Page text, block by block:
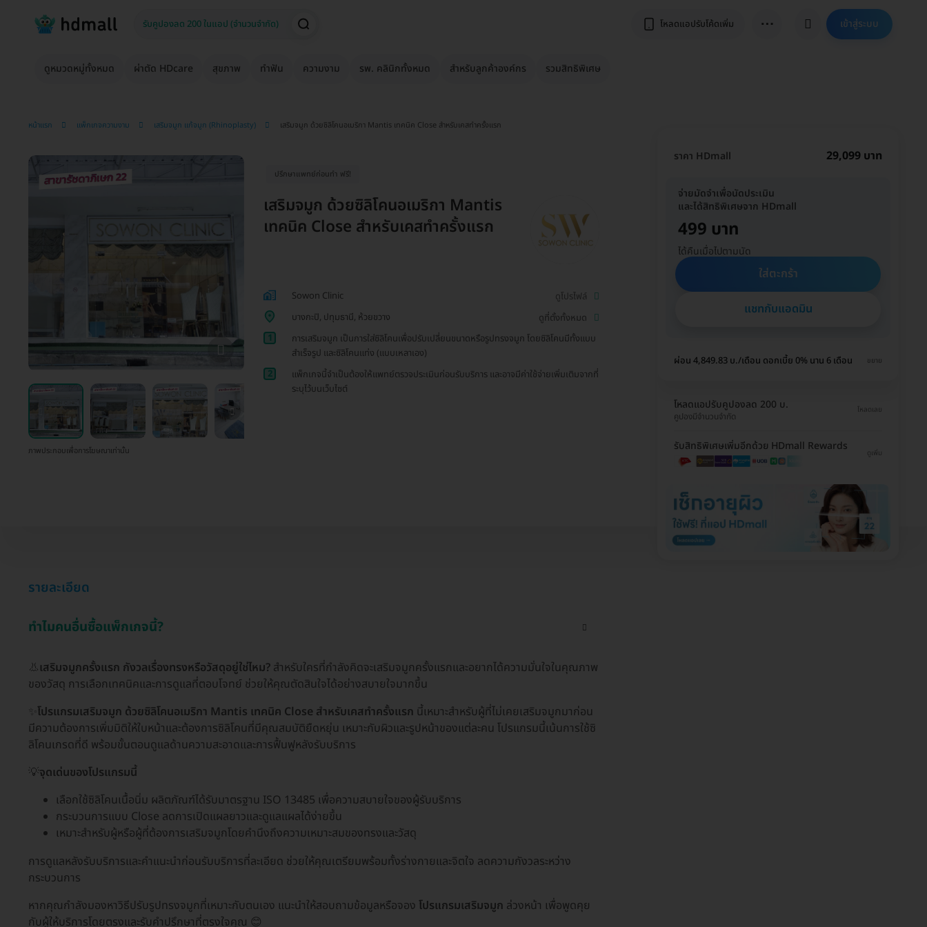
โหลดแอปรับโค้ดเพิ่ม ⋯ เข้าสู่ระบบ
ดูหมวดหมู่ทั้งหมด ผ่าตัด HDcare สุขภาพ ทำฟัน ความงาม รพ. คลินิกทั้งหมด สำหรับลูกค้าองค์กร รวมสิทธิพิเศษ
หน้าแรก แพ็กเกจความงาม เสริมจมูก แก้จมูก (Rhinoplasty) เสริมจมูก ด้วยซิลิโคนอเมริกา Mantis เทคนิค Close สำหรับเคสทำครั้งแรก
ภาพประกอบเพื่อการโฆษณาเท่านั้น
ปรึกษาแพทย์ก่อนทำ ฟรี!
เสริมจมูก ด้วยซิลิโคนอเมริกา Mantis
เทคนิค Close สำหรับเคสทำครั้งแรก
Sowon Clinic
ดูโปรไฟล์
บางกะปิ, ปทุมธานี, ห้วยขวาง
ดูที่ตั้งทั้งหมด
1
การเสริมจมูก เป็นการใส่ซิลิโคนเพื่อปรับเปลี่ยนขนาดหรือรูปทรงจมูก โดยซิลิโคนมีทั้งแบบ
สำเร็จรูป และซิลิโคนแท่ง (แบบเหลาเอง)
2
แพ็กเกจนี้จำเป็นต้องให้แพทย์ตรวจประเมินก่อนรับบริการ และอาจมีค่าใช้จ่ายเพิ่มเติมจากที่
ระบุไว้บนเว็บไซต์
ราคา HDmall 29,099 บาท
จ่ายมัดจำเพื่อนัดประเมิน
และได้สิทธิพิเศษจาก HDmall
499 บาท
ได้คืนเมื่อไปตามนัด
ใส่ตะกร้า
แชทกับแอดมิน
ผ่อน 4,849.83 บ./เดือน ดอกเบี้ย 0% นาน 6 เดือน ขยาย
โหลดแอปรับคูปองลด 200 บ.
คูปองมีจำนวนจำกัด
โหลดเลย
รับสิทธิพิเศษเพิ่มอีกด้วย HDmall Rewards
ดูเพิ่ม
รายละเอียด
ทำไมคนอื่นซื้อแพ็กเกจนี้?
👃เสริมจมูกครั้งแรก กังวลเรื่องทรงหรือวัสดุอยู่ใช่ไหม? สำหรับใครที่กำลังคิดจะเสริมจมูกครั้งแรกและอยากได้ความมั่นใจในคุณภาพ
ของวัสดุ การเลือกเทคนิคและการดูแลที่ตอบโจทย์ ช่วยให้คุณตัดสินใจได้อย่างสบายใจมากขึ้น
โปรแกรมเสริมจมูก ด้วยซิลิโคนอเมริกา Mantis เทคนิค Close สำหรับเคสทำครั้งแรก นี้เหมาะสำหรับผู้ที่ไม่เคยเสริมจมูกมาก่อน
มีความต้องการเพิ่มมิติให้ใบหน้าและต้องการซิลิโคนที่มีคุณสมบัติยืดหยุ่น เหมาะกับผิวและรูปหน้าของแต่ละคน โปรแกรมนี้เน้นการใช้ซิ
ลิโคนเกรดที่ดี พร้อมขั้นตอนดูแลด้านความสะอาดและการฟื้นฟูหลังรับบริการ
💡จุดเด่นของโปรแกรมนี้
เลือกใช้ซิลิโคนเนื้อนิ่ม ผลิตภัณฑ์ได้รับมาตรฐาน ISO 13485 เพื่อความสบายใจของผู้รับบริการ
กระบวนการแบบ Close ลดการเปิดแผลยาวและดูแลแผลได้ง่ายขึ้น
เหมาะสำหรับผู้หรือผู้ที่ต้องการเสริมจมูกโดยคำนึงถึงความเหมาะสมของทรงและวัสดุ
การดูแลหลังรับบริการและคำแนะนำก่อนรับบริการที่ละเอียด ช่วยให้คุณเตรียมพร้อมทั้งร่างกายและจิตใจ ลดความกังวลระหว่าง
กระบวนการ
หากคุณกำลังมองหาวิธีปรับรูปทรงจมูกที่เหมาะกับตนเอง แนะนำให้สอบถามข้อมูลหรือจอง โปรแกรมเสริมจมูก ล่วงหน้า เพื่อพูดคุย
กับผู้ให้บริการโดยตรงและรับคำปรึกษาที่ตรงใจคุณ 😊